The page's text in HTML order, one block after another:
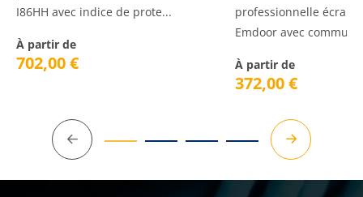
I86HH avec indice de prote...
À partir de
702,00€
professionnelle écran
Emdoor avec
À partir de
372,00€
Précédent Suivant